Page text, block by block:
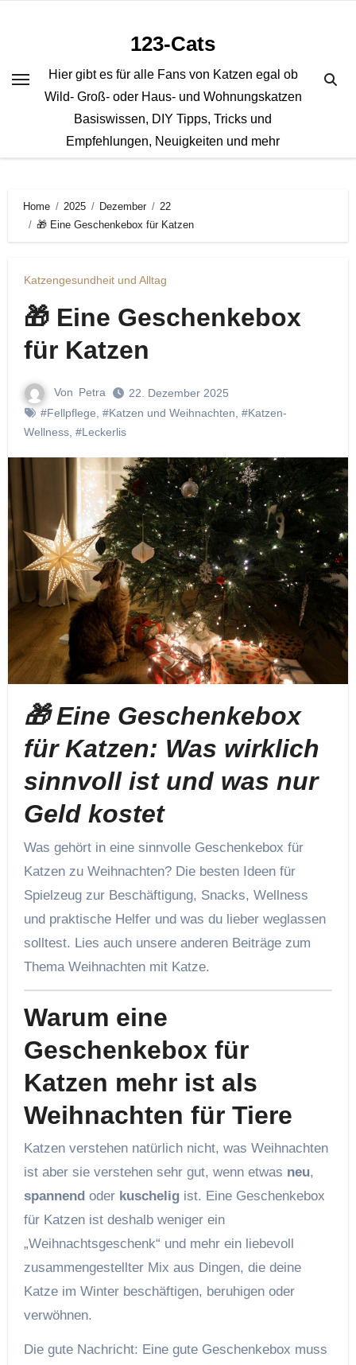
123-Cats
Hier gibt es für alle Fans von Katzen egal ob
Wild- Groß- oder Haus- und Wohnungskatzen
Basiswissen, DIY Tipps, Tricks und
Empfehlungen, Neuigkeiten und mehr
Home 2025 Dezember
22
🎁 Eine Geschenkebox für Katzen
Katzengesundheit und Alltag
🎁 Eine Geschenkebox
für Katzen
Von Petra
22. Dezember 2025
#Fellpflege #Katzen und Weihnachten #Katzen-
Wellness, #Leckerlis
🎁 Eine Geschenkebox
für Katzen: Was wirklich
sinnvoll ist und was nur
Geld kostet
Was gehört in eine sinnvolle Geschenkebox für
Katzen zu Weihnachten? Die besten Ideen für
Spielzeug zur Beschäftigung, Snacks, Wellness
und praktische Helfer und was du lieber weglassen
solltest. Lies auch unsere anderen Beiträge zum
Thema Weihnachten mit Katze.
Warum eine
Geschenkebox für
Katzen mehr ist als
Weihnachten für Tiere
Katzen verstehen natürlich nicht, was Weihnachten
ist aber sie verstehen sehr gut, wenn etwas neu,
spannend oder kuscheligist. Eine Geschenkebox
für Katzen ist deshalb weniger ein
„Weihnachtsgeschenk“ und mehr ein liebevoll
zusammengestellter Mix aus Dingen, die deine
Katze im Winter beschäftigen, beruhigen oder
verwöhnen.
Die gute Nachricht: Eine gute Geschenkebox muss